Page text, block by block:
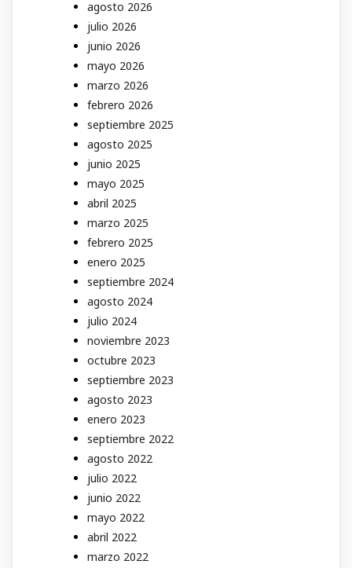
agosto 2026
julio 2026
junio 2026
mayo 2026
marzo 2026
febrero 2026
septiembre 2025
agosto 2025
junio 2025
mayo 2025
abril 2025
marzo 2025
febrero 2025
enero 2025
septiembre 2024
agosto 2024
julio 2024
noviembre 2023
octubre 2023
septiembre 2023
agosto 2023
enero 2023
septiembre 2022
agosto 2022
julio 2022
junio 2022
mayo 2022
abril 2022
marzo 2022